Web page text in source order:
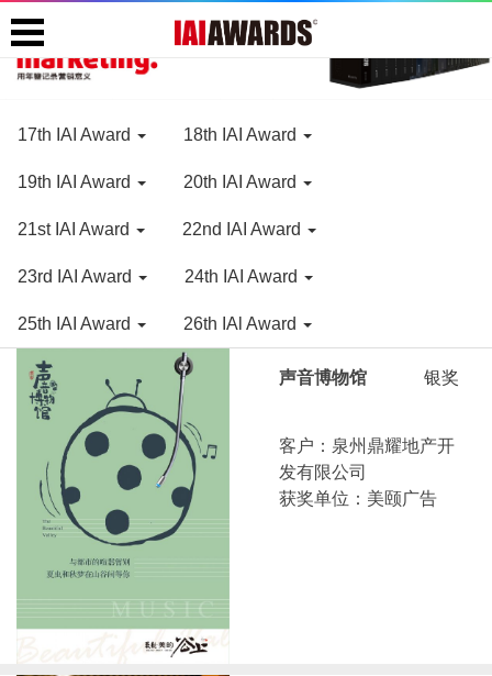
17th IAI Award 18th IAI Award
19th IAI Award 20th IAI Award
21st IAI Award 22nd IAI Award
23rd IAI Award 24th IAI Award
25th IAI Award 26th IAl Award
银奖
声音博物馆
客户：泉州鼎耀地产开
发有限公司
获奖单位：美颐广告